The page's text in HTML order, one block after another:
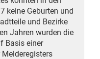
keine Geburten und
und Bezirke
Jahren wurden die
Basis einer